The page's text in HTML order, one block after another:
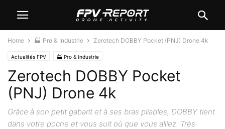
Home 🏭 Pro & Industrie Zerotech DOBBY Pocket (PNJ) Drone 4k
Actualités FPV 🏭 Pro & Industrie
Zerotech DOBBY Pocket
(PNJ) Drone 4k
Grâce à son petit gabarit et à ses bras pliables, DOBBY tient
dans votre poche et vous suit où que vous alliez. Très